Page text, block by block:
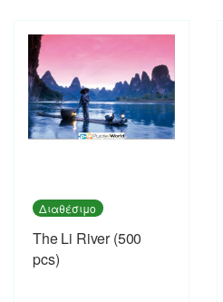
Διαθέσιμο
The Li River (500
pcs)